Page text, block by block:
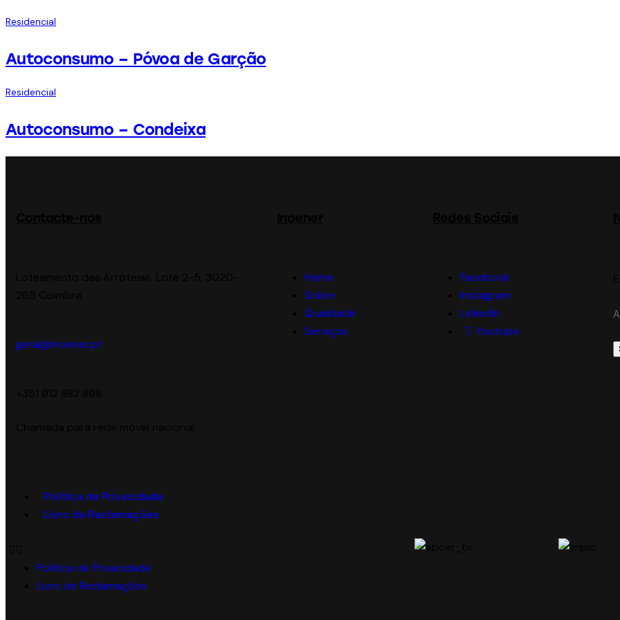
Residencial
Autoconsumo – Póvoa de Garção
Residencial
Autoconsumo – Condeixa
geral@inoener.pt
Home
Sobre
Qualidade
Serviços
Facebook
Instagram
LinkedIn
Youtube
Política de Privacidade
Livro de Reclamações
Política de Privacidade
Livro de Reclamações